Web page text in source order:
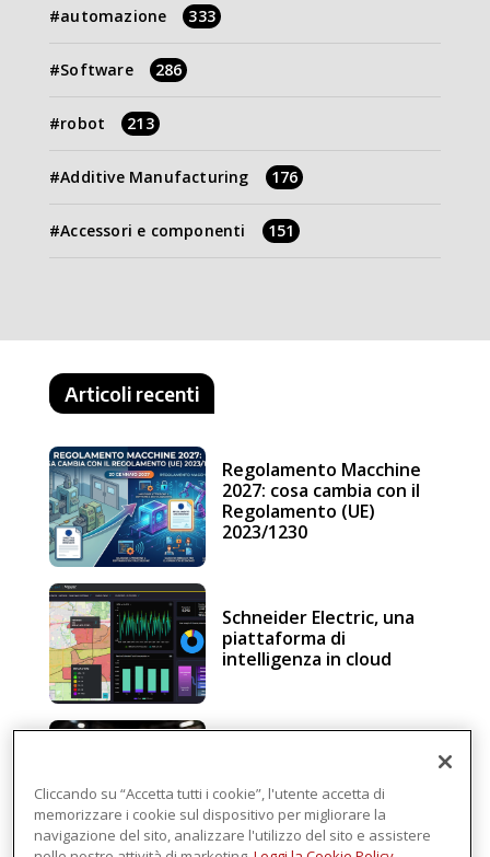
automazione 333
Software 286
robot 213
Additive Manufacturing 176
Accessori e componenti 151
Articoli recenti
Regolamento Macchine
2027: cosa cambia con il
Regolamento (UE)
2023/1230
Schneider Electric, una
piattaforma di
intelligenza in cloud
Regolamento macchine
Cliccando su “Accetta tutti i cookie”, l'utente accetta di
memorizzare i cookie sul dispositivo per migliorare la
navigazione del sito, analizzare l'utilizzo del sito e assistere